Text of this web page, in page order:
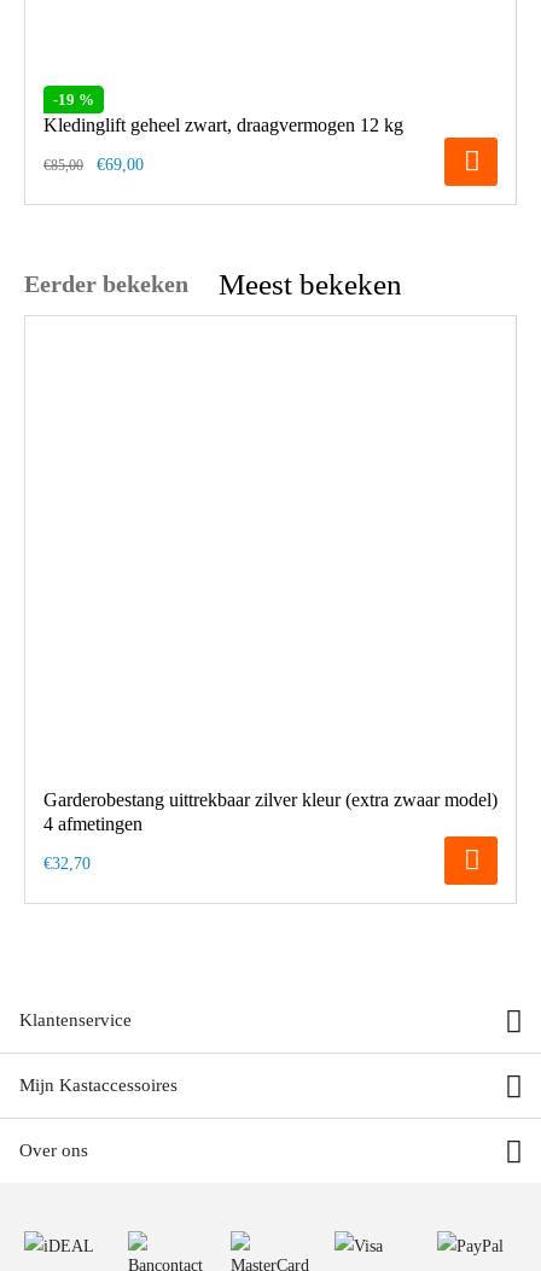
-19 %
Kledinglift geheel zwart, draagvermogen 12 kg
€85,00 €69,00
Eerder bekeken Meest bekeken
Garderobestang uittrekbaar zilver kleur (extra zwaar model)
4 afmetingen
€32,70
Klantenservice
Mijn Kastaccessoires
Over ons